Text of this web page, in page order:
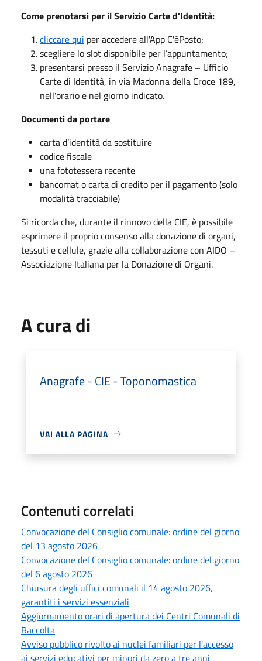
Come prenotarsi per il Servizio Carte d'Identità:
cliccare qui per accedere all'App C'èPosto;
scegliere lo slot disponibile per l’appuntamento;
presentarsi presso il Servizio Anagrafe – Ufficio
Carte di Identità, in via Madonna della Croce 189,
nell'orario e nel giorno indicato.
Documenti da portare
carta d’identità da sostituire
codice fiscale
una fototessera recente
bancomat o carta di credito per il pagamento (solo
modalità tracciabile)
Si ricorda che, durante il rinnovo della CIE, è possibile
esprimere il proprio consenso alla donazione di organi,
tessuti e cellule, grazie alla collaborazione con AIDO –
Associazione Italiana per la Donazione di Organi.
A cura di
Anagrafe - CIE - Toponomastica
VAI ALLA PAGINA
Contenuti correlati
Convocazione del Consiglio comunale: ordine del giorno
del 13 agosto 2026
Convocazione del Consiglio comunale: ordine del giorno
del 6 agosto 2026
Chiusura degli uffici comunali il 14 agosto 2026,
garantiti i servizi essenziali
Aggiornamento orari di apertura dei Centri Comunali di
Raccolta
Avviso pubblico rivolto ai nuclei familiari per l'accesso
ai servizi educativi per minori da zero a tre anni